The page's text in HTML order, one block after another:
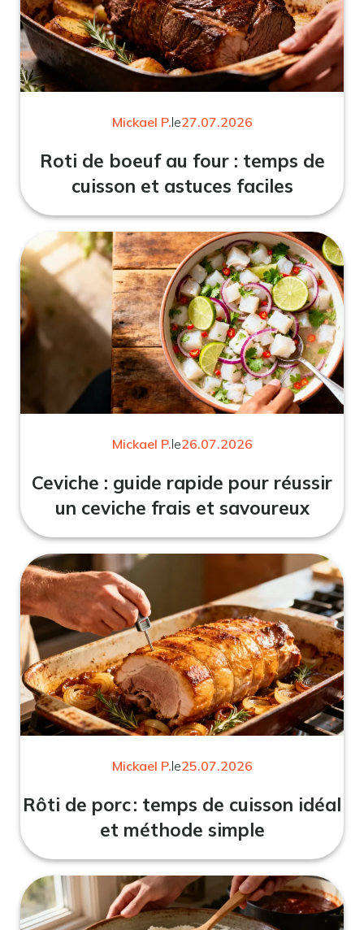
Mickael P.le27.07.2026
Roti de boeuf au four : temps de
cuisson et astuces faciles
Mickael P.le26.07.2026
Ceviche : guide rapide pour réussir
un ceviche frais et savoureux
Mickael P.le25.07.2026
Rôti de porc : temps de cuisson idéal
et méthode simple